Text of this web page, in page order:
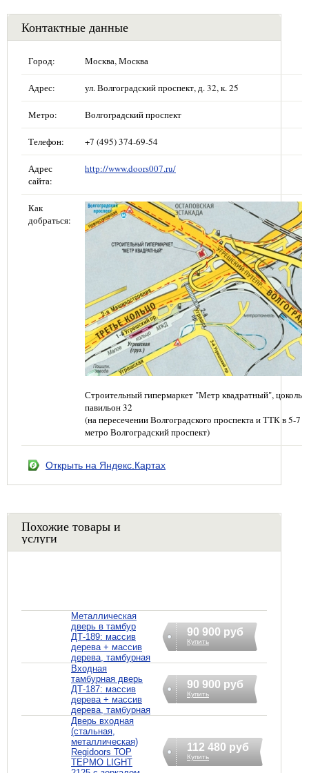
Контактные данные
Город: Москва, Москва
Адрес: ул. Волгоградский проспект, д. 32, к. 25
Метро: Волгоградский проспект
Телефон: +7 (495) 374-69-54
Адрес
сайта:
http://www.doors007.ru/
Как
добраться:
Строительный гипермаркет "Метр квадратный",
павильон 32
(на пересечении Волгоградского проспекта и ТТК в 5-7
метро Волгоградский проспект)
Открыть на Яндекс.Картах
Похожие товары и
услуги
Металлическая
дверь в тамбур
ДТ-189: массив
дерева + массив
дерева, тамбурная
90 900 руб
Купить
Входная
тамбурная дверь
ДТ-187: массив
дерева + массив
дерева, тамбурная
90 900 руб
Купить
Дверь входная
(стальная,
металлическая)
Regidoors ТОР
ТЕРМО LIGHT
112 480 руб
Купить